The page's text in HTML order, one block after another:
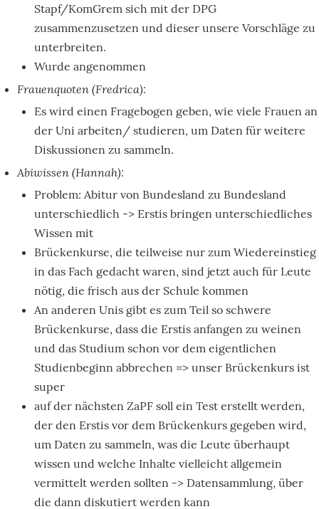
Stapf/KomGrem sich mit der DPG
zusammenzusetzen und dieser unsere Vorschläge zu
unterbreiten.
Wurde angenommen
Frauenquoten (Fredrica):
Es wird einen Fragebogen geben, wie viele Frauen an
der Uni arbeiten/ studieren, um Daten für weitere
Diskussionen zu sammeln.
Abiwissen (Hannah):
Problem: Abitur von Bundesland zu Bundesland
unterschiedlich -> Erstis bringen unterschiedliches
Wissen mit
Brückenkurse, die teilweise nur zum Wiedereinstieg
in das Fach gedacht waren, sind jetzt auch für Leute
nötig, die frisch aus der Schule kommen
An anderen Unis gibt es zum Teil so schwere
Brückenkurse, dass die Erstis anfangen zu weinen
und das Studium schon vor dem eigentlichen
Studienbeginn abbrechen => unser Brückenkurs ist
super
auf der nächsten ZaPF soll ein Test erstellt werden,
der den Erstis vor dem Brückenkurs gegeben wird,
um Daten zu sammeln, was die Leute überhaupt
wissen und welche Inhalte vielleicht allgemein
vermittelt werden sollten -> Datensammlung, über
die dann diskutiert werden kann